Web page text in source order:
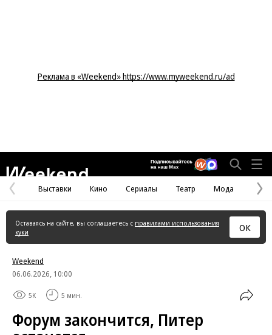
Реклама в «Weekend» https://www.myweekend.ru/ad
Предыдущая
страница
Выставки Кино Сериалы Театр Мода
Оставаясь на сайте, вы соглашаетесь с правилами использования
куки
ОК
Weekend
06.06.2026, 10:00
5K 5 мин.
Форум закончится, Питер